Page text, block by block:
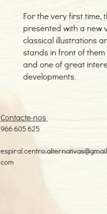
For the very first time,
presented with a new
classical illustrations
stands in front of
and one of great
developments.
Contacte-nos
966 605 625
com